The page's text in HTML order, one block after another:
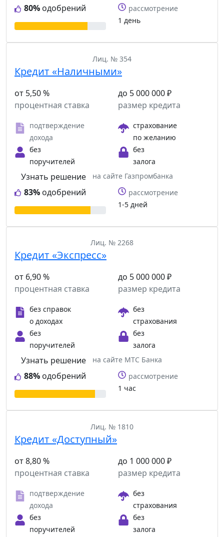
80% одобрений
рассмотрение
1 день
Лиц. № 354
Кредит «Наличными»
от 5,50 %
процентная ставка
до 5 000 000 ₽
размер кредита
подтверждение
дохода
страхование
по желанию
без
поручителей
без
залога
83% одобрений
Узнать решение
на сайте Газпромбанка
рассмотрение
1-5 дней
Лиц. № 2268
Кредит «Экспресс»
от 6,90 %
процентная ставка
до 5 000 000 ₽
размер кредита
без справок
о доходах
без
страхования
без
поручителей
без
залога
88% одобрений
Узнать решение
на сайте МТС Банка
рассмотрение
1 час
Лиц. № 1810
Кредит «Доступный»
от 8,80 %
процентная ставка
до 1 000 000 ₽
размер кредита
подтверждение
дохода
без
страхования
без
поручителей
без
залога